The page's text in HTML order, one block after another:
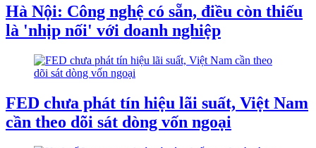
Hà Nội: Công nghệ có sẵn, điều còn thiếu
là 'nhịp nối' với doanh nghiệp
FED chưa phát tín hiệu lãi suất, Việt Nam
cần theo dõi sát dòng vốn ngoại